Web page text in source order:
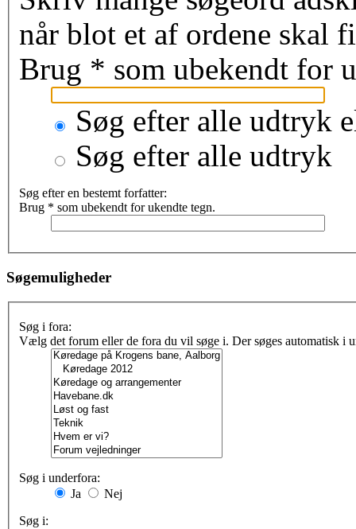
når blot et af ordene skal
Brug * som ubekendt for
Søg efter alle udtryk
Søg efter alle udtryk
Søg efter en bestemt forfatter:
Brug * som ubekendt for ukendte tegn.
Søgemuligheder
Søg i fora:
Vælg det forum eller de fora du vil søge i. Der søges automatisk i
Søg i underfora:
Ja
Nej
Søg i: